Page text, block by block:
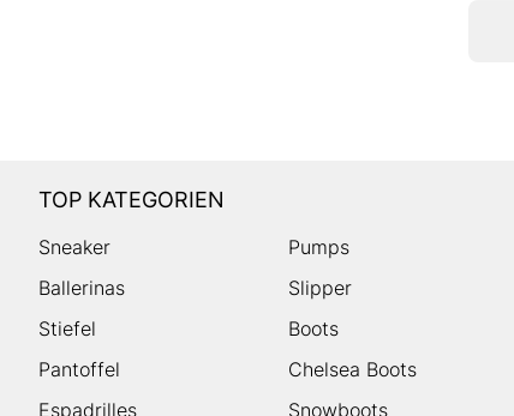
TOP KATEGORIEN
Sneaker Pumps
Ballerinas
Slipper
Stiefel
Boots
Pantoffel
Chelsea Boots
Espadrilles
Snowboots